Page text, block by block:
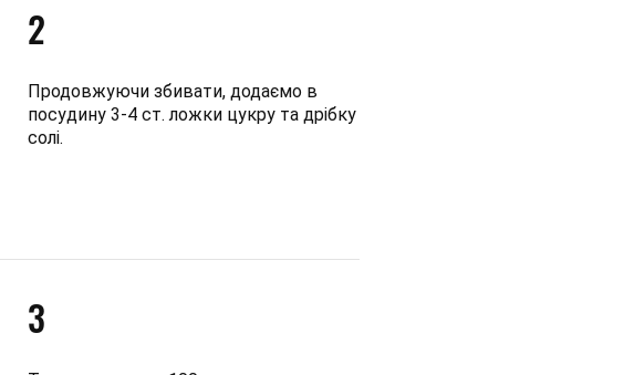
2
Продовжуючи збивати, додаємо в
посудину 3-4 ст. ложки цукру та дрібку
солі.
3